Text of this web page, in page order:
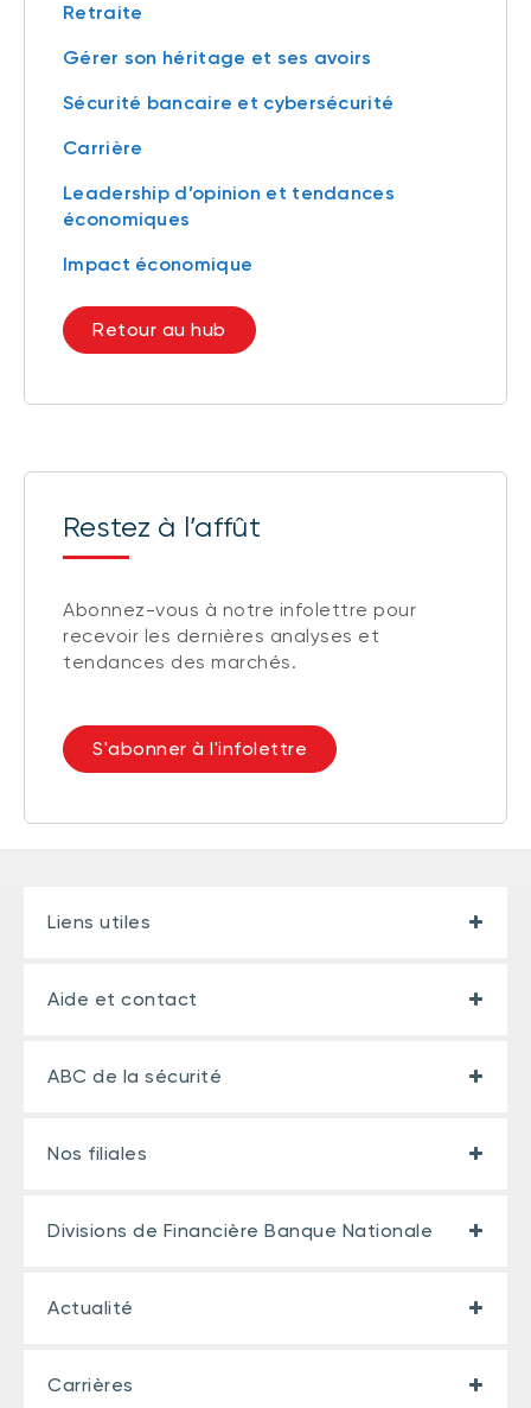
Retraite
Gérer son héritage et ses avoirs
Sécurité bancaire et cybersécurité
Carrière
Leadership d’opinion et tendances
économiques
Impact économique
Retour au hub
Restez à l’affût
Abonnez-vous à notre infolettre pour
recevoir les dernières analyses et
tendances des marchés.
S'abonner à l'infolettre
Liens utiles
Aide et contact
ABC de la sécurité
Nos filiales
Divisions de Financière Banque Nationale
Actualité
Carrières